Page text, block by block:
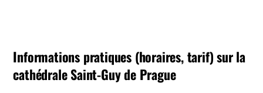
Informations pratiques (horaires, tarif) sur la
cathédrale Saint-Guy de Prague